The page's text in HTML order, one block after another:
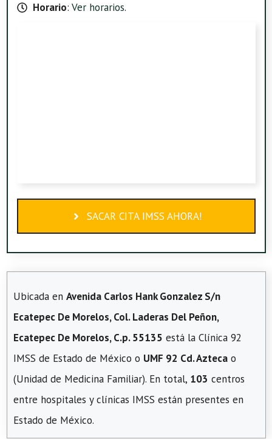
Horario: Ver horarios.
SACAR CITA IMSS AHORA!
Ubicada en Avenida Carlos Hank Gonzalez S/n
Ecatepec De Morelos, Col. Laderas Del Peñon,
Ecatepec De Morelos, C.p. 55135 está la Clínica 92
IMSS de Estado de México o UMF 92 Cd. Azteca o
(Unidad de Medicina Familiar). En total, 103 centros
entre hospitales y clínicas IMSS están presentes en
Estado de México.